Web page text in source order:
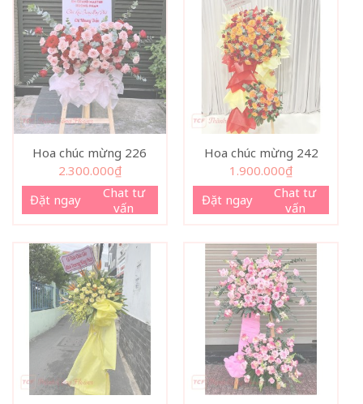
Hoa chúc mừng 226
2.300.000₫
Đặt ngay
Chat tư
vấn
Hoa chúc mừng 242
1.900.000₫
Đặt ngay
Chat tư
vấn